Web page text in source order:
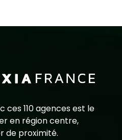
ces 110 agences est le
en région centre,
de proximité.